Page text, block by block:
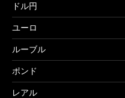
ドル円
ユーロ
ルーブル
ポンド
レアル